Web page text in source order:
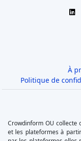
À
Politique de
Crowdinform OU collecte
et les plateformes à